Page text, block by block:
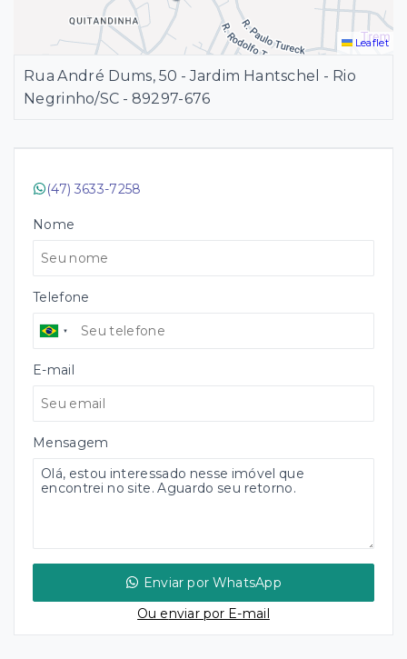
(47) 3633-7258
Nome
Telefone
E-mail
Mensagem
Enviar por WhatsApp
Ou enviar por E-mail
Leaflet
Rua André Dums, 50 - Jardim Hantschel - Rio
Negrinho/SC - 89297-676